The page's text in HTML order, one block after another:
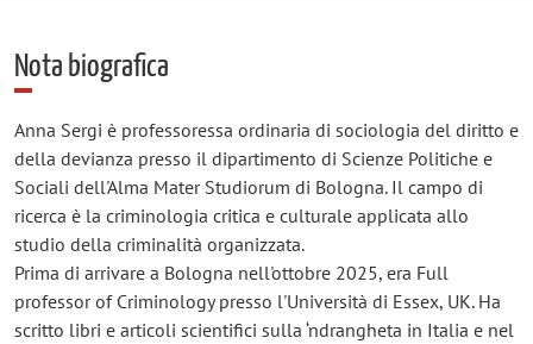
Nota biografica
Anna Sergi è professoressa ordinaria di sociologia del diritto e
della devianza presso il dipartimento di Scienze Politiche e
Sociali dell'Alma Mater Studiorum di Bologna. Il campo di
ricerca è la criminologia critica e culturale applicata allo
studio della criminalità organizzata.
Prima di arrivare a Bologna nell'ottobre 2025, era Full
professor of Criminology presso l'Università di Essex, UK. Ha
scritto libri e articoli scientifici sulla ‘ndrangheta in Italia e nel